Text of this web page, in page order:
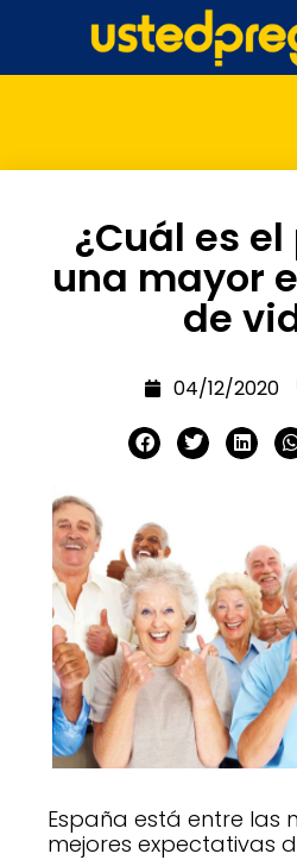
¿Cuál es
una mayor
de
04/12/2020
España está entre las
mejores expectativas